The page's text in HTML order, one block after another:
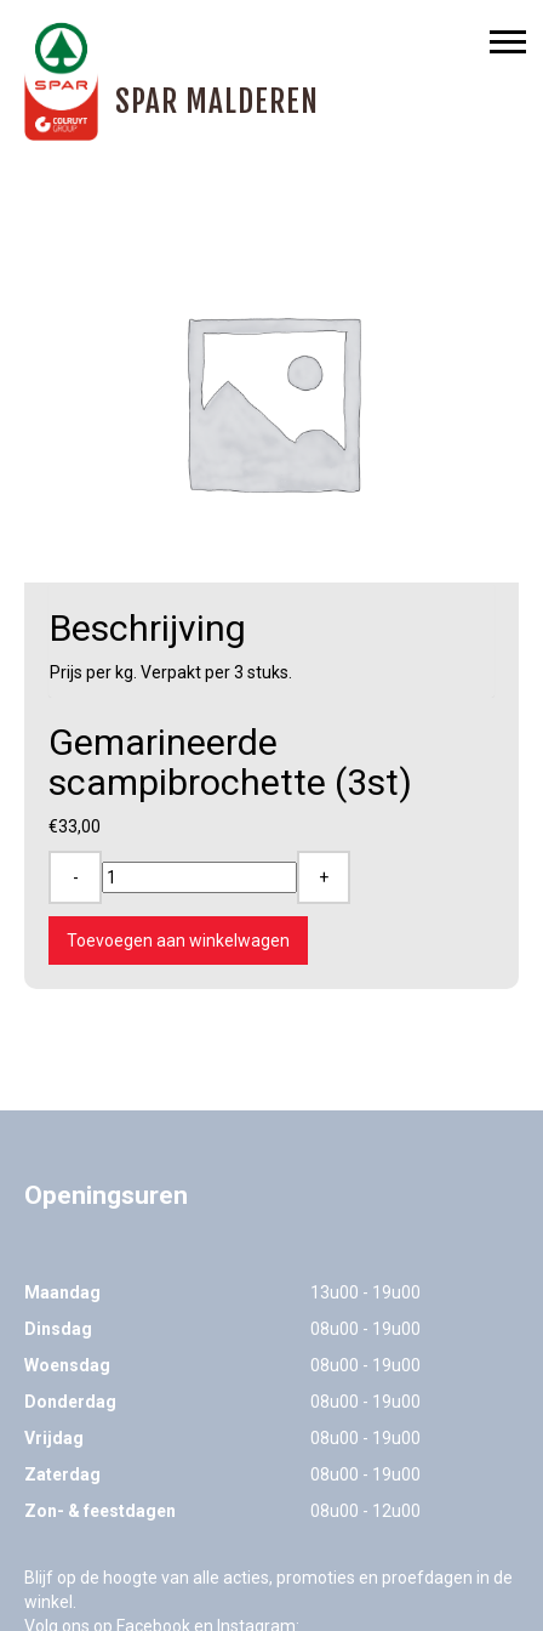
SPAR MALDEREN
Gemarineerde
scampibrochette (3st)
€33,00
Gemarineerde
scampibrochette
(3st)
aantal
- +
Toevoegen aan winkelwagen
Beschrijving
Prijs per kg. Verpakt per 3 stuks.
Openingsuren
Maandag
13u00 - 19u00
Dinsdag
08u00 - 19u00
Woensdag
08u00 - 19u00
Donderdag
08u00 - 19u00
Vrijdag
08u00 - 19u00
Zaterdag
08u00 - 19u00
Zon- & feestdagen
08u00 - 12u00
Blijf op de hoogte van alle acties, promoties en proefdagen in de
winkel.
Volg ons op Facebook en Instagram: